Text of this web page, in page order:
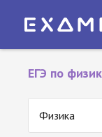
ЕГЭ по
Физика